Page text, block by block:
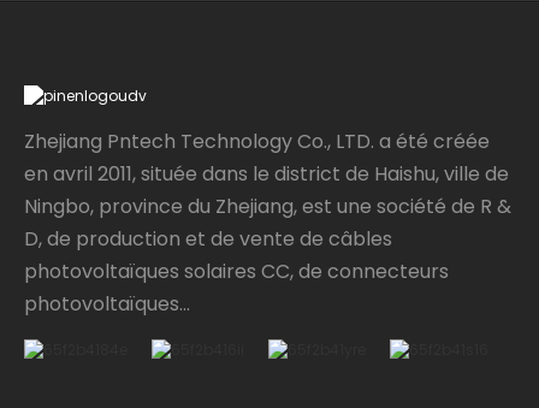
Zhejiang Pntech Technology Co., LTD. a été créée
en avril 2011, située dans le district de Haishu, ville de
Ningbo, province du Zhejiang, est une société de R &
D, de production et de vente de câbles
photovoltaïques solaires CC, de connecteurs
photovoltaïques...